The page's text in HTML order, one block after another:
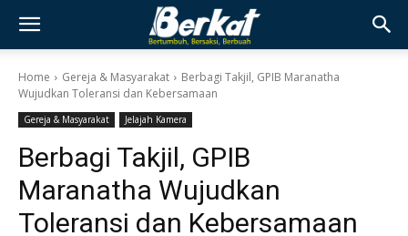
Home Gereja & Masyarakat
Berbagi Takjil, GPIB Maranatha
Wujudkan Toleransi dan Kebersamaan
Gereja & Masyarakat Jelajah Kamera
Berbagi Takjil, GPIB
Maranatha Wujudkan
Toleransi dan Kebersamaan